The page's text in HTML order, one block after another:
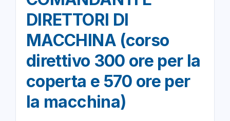
DIRETTORI DI
MACCHINA (corso
direttivo 300 ore per la
coperta e 570 ore per
la macchina)